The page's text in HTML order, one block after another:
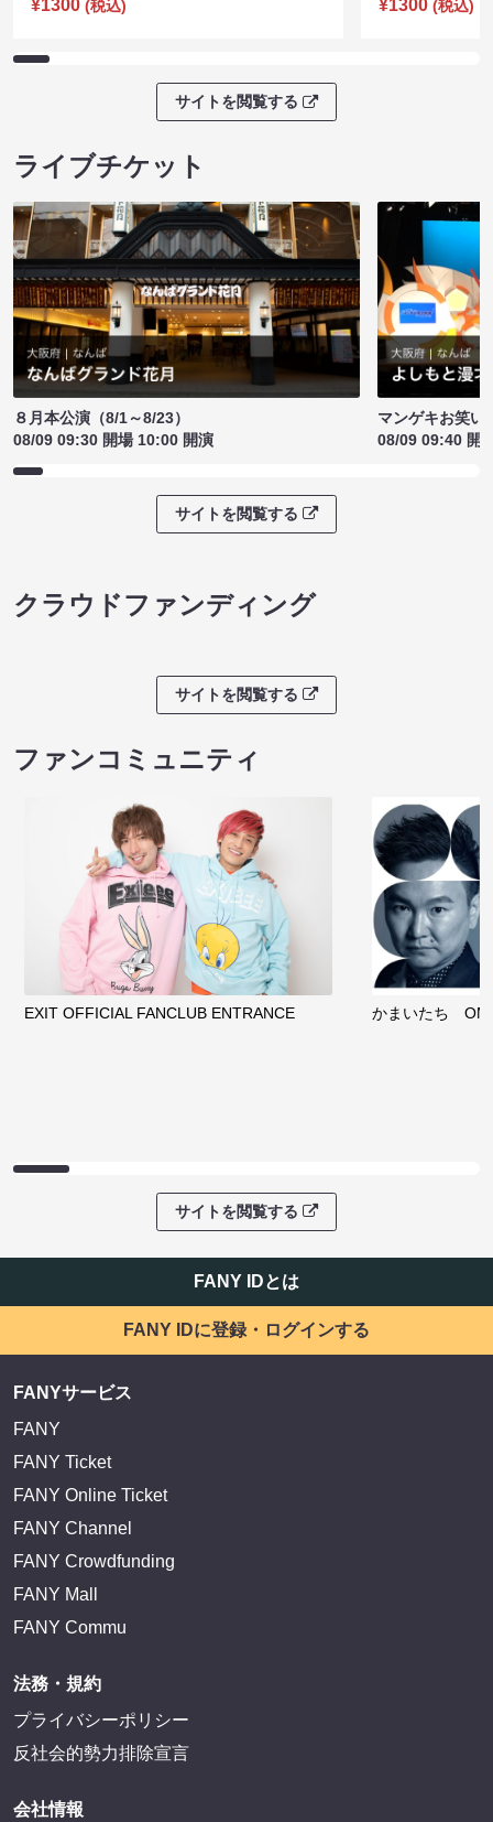
¥1300 (税込)
¥1300 (税込)
サイトを閲覧する
ライブチケット
８月本公演（8/1～8/23）
08/09 09:30 開場 10:00 開演
マンゲキお笑い
08/09 09:40 開
サイトを閲覧する
クラウドファンディング
サイトを閲覧する
ファンコミュニティ
EXIT OFFICIAL FANCLUB ENTRANCE かまいたち
サイトを閲覧する
FANY IDとは
FANY IDに登録・ログインする
FANYサービス
FANY
FANY Ticket
FANY Online Ticket
FANY Channel
FANY Crowdfunding
FANY Mall
FANY Commu
法務・規約
プライバシーポリシー
反社会的勢力排除宣言
会社情報